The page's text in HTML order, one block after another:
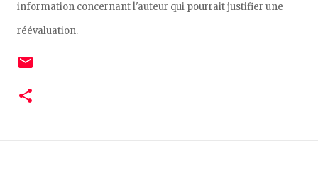
information concernant l'auteur qui pourrait justifier une
réévaluation.